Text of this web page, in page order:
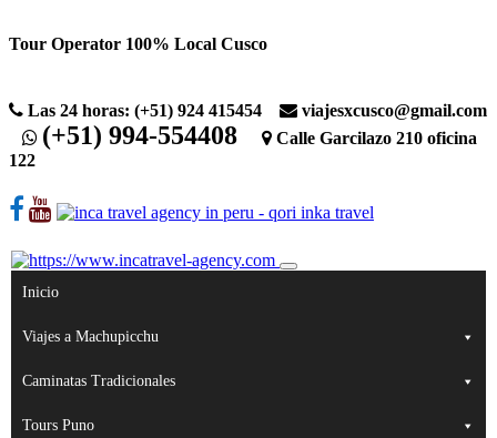
to
Tour Operator 100% Local Cusco
Las 24 horas: (+51) 924 415454 viajesxcusco@gmail.com
(+51) 994-554408
Calle Garcilazo 210 oficina
122
Inicio
Viajes a Machupicchu
Caminatas Tradicionales
Tours Puno